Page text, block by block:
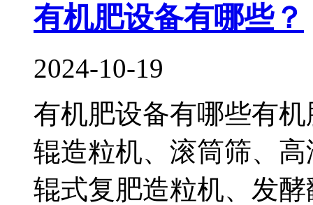
有机肥设备有哪些？
2024-10-19
有机肥设备有哪些有
辊造粒机、滚筒筛、
辊式复肥造粒机、发